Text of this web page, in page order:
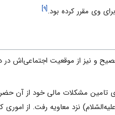
وی مقرر کرده بود.[۹]
و نیز از موقعیت اجتماعی‌اش در
تامین مشکلات مالی خود از آن
نزد معاویه رفت. از